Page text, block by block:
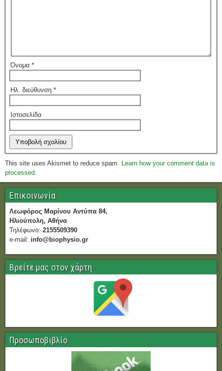
Όνομα *
Ηλ. διεύθυνση *
Ιστοσελίδα
This site uses Akismet to reduce spam. Learn how your comment data is
processed.
Επικοινωνία
Λεωφόρος Μαρίνου Αντύπα 84,
Ηλιούπολη, Αθήνα
Τηλέφωνο: 2155509390
e-mail: info@biophysio.gr
Βρείτε μας στον χάρτη
Προσωποβιβλίο